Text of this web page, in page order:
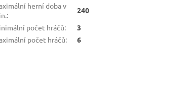
herní doba v
:
240
počet hráčů:
3
počet hráčů: 6